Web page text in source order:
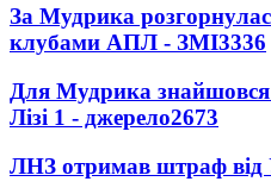
За Мудрика
клубами АПЛ - ЗМІ3336
Для Мудрика знайшовся
Лізі 1 - джерело2673
ЛНЗ отримав штраф